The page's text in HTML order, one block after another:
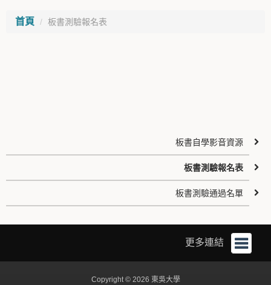
首頁 板書測驗報名表
板書自學影音資源
板書測驗報名表
板書測驗通過名單
更多連結
Copyright © 2026 東吳大學